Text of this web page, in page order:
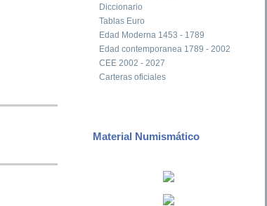
Diccionario
Tablas Euro
Edad Moderna 1453 - 1789
Edad contemporanea 1789 - 2002
CEE 2002 - 2027
Carteras oficiales
Material Numismático